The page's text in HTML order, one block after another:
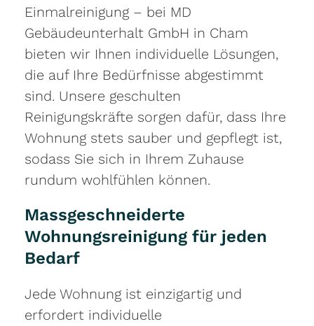
Einmalreinigung – bei MD
Gebäudeunterhalt GmbH in Cham
bieten wir Ihnen individuelle Lösungen,
die auf Ihre Bedürfnisse abgestimmt
sind. Unsere geschulten
Reinigungskräfte sorgen dafür, dass Ihre
Wohnung stets sauber und gepflegt ist,
sodass Sie sich in Ihrem Zuhause
rundum wohlfühlen können.
Massgeschneiderte
Wohnungsreinigung für jeden
Bedarf
Jede Wohnung ist einzigartig und
erfordert individuelle